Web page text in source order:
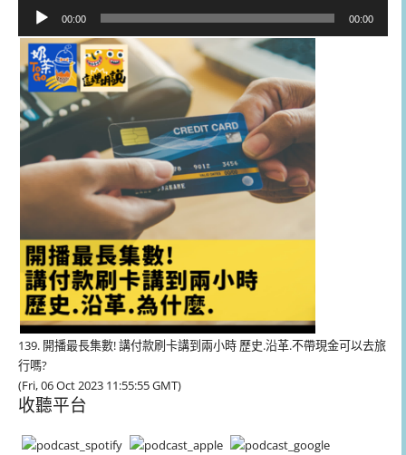
播
放
器
00:00 00:00
139. 開播最長集數! 講付款刷卡講到兩小時 歷史.沿革.不帶現金可以去旅
行嗎?
(Fri, 06 Oct 2023 11:55:55 GMT)
收聽平台